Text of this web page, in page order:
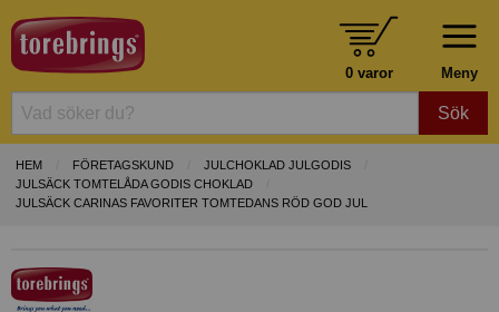
Meny
0 varor
Sök
HEM FÖRETAGSKUND
JULCHOKLAD JULGODIS
JULSÄCK TOMTELÅDA GODIS CHOKLAD
JULSÄCK CARINAS FAVORITER TOMTEDANS RÖD GOD JUL